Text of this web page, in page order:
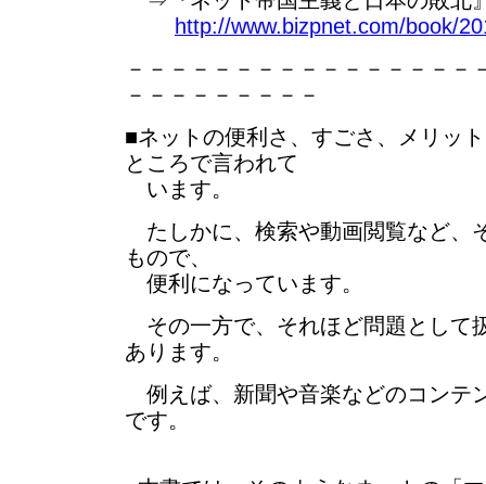
http://www.bizpnet.com/book/
－－－－－－－－－－－－－－－－
－－－－－－－－－
■ネットの便利さ、すごさ、メリッ
ところで言われて
います。
たしかに、検索や動画閲覧など、
もので、
便利になっています。
その一方で、それほど問題として
あります。
例えば、新聞や音楽などのコンテ
です。